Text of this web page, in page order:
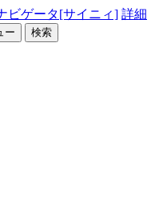
ビゲータ[サイニィ] 詳細
ー 検索